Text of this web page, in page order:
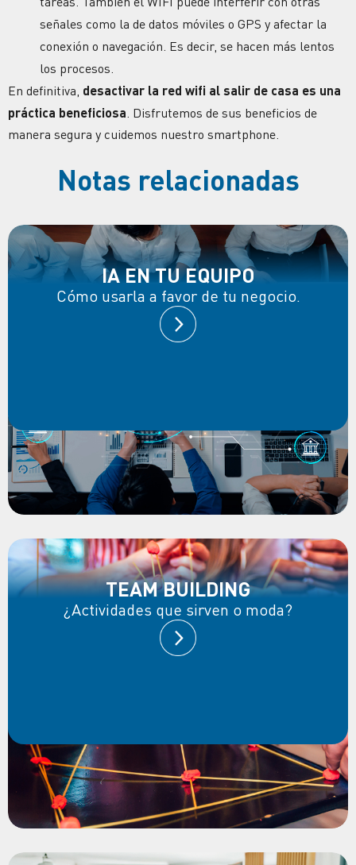
señales como la de datos móviles o GPS y afectar la
conexión o navegación. Es decir, se hacen más lentos
los procesos.
En definitiva, desactivar la red wifi al salir de casa es una
práctica beneficiosa. Disfrutemos de sus beneficios de
manera segura y cuidemos nuestro smartphone.
Notas relacionadas
IA EN TU EQUIPO
Cómo usarla a favor de tu negocio.
TEAM BUILDING
¿Actividades que sirven o moda?